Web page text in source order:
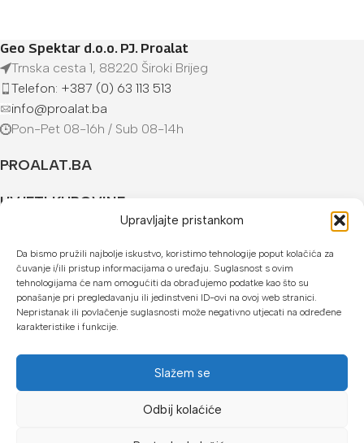
Upravljajte pristankom
Da bismo pružili najbolje iskustvo, koristimo tehnologije poput kolačića za
čuvanje i/ili pristup informacijama o uređaju. Suglasnost s ovim
tehnologijama će nam omogućiti da obrađujemo podatke kao što su
ponašanje pri pregledavanju ili jedinstveni ID-ovi na ovoj web stranici.
Nepristanak ili povlačenje suglasnosti može negativno utjecati na određene
karakteristike i funkcije.
Slažem se
Odbij kolaćiće
Geo Spektar d.o.o. PJ. Proalat
Trnska cesta 1, 88220 Široki Brijeg
Telefon: +387 (0) 63 113 513
info@proalat.ba
Pon-Pet 08-16h / Sub 08-14h
PROALAT.BA
UVJETI KUPOVINE
U našoj web trgovini možete platiti:
Kreditnim karticama jednokratno ili do 24 rate
Gotovinom prilikom preuzimanja
Mikrofin do 18 rata
Copyright © 2026 Proalat.ba